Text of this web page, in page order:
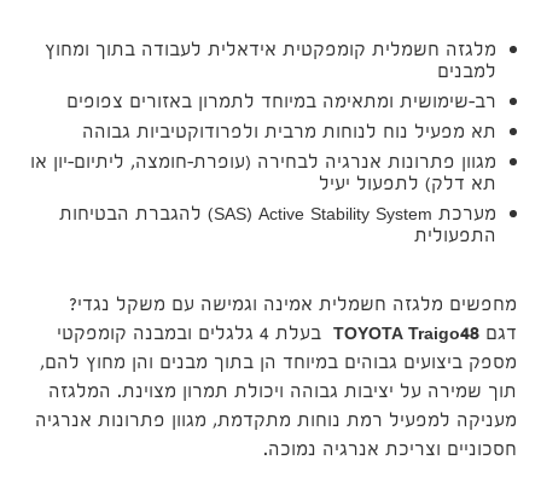
מלגזה חשמלית קומפקטית אידאלית לעבודה בתוך ומחוץ
למבנים
רב-שימושית ומתאימה במיוחד לתמרון באזורים צפופים
תא מפעיל נוח לנוחות מרבית ולפרודוקטיביות גבוהה
מגוון פתרונות אנרגיה לבחירה (עופרת-חומצה, ליתיום-יון או
תא דלק) לתפעול יעיל
מערכת Active Stability System ‏(SAS) להגברת הבטיחות
התפעולית
מחפשים מלגזה חשמלית אמינה וגמישה עם משקל נגדי?
דגם
TOYOTA Traigo48
בעלת 4 גלגלים ובמבנה קומפקטי
מספק ביצועים גבוהים במיוחד הן בתוך מבנים והן מחוץ להם,
תוך שמירה על יציבות גבוהה ויכולת תמרון מצוינת. המלגזה
מעניקה למפעיל רמת נוחות מתקדמת, מגוון פתרונות אנרגיה
חסכוניים וצריכת אנרגיה נמוכה.